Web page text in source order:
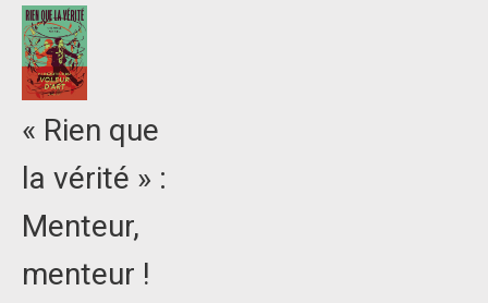
« Rien que
la vérité » :
Menteur,
menteur !